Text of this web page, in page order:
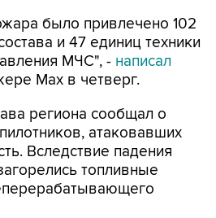
было привлечено 102
и 47 единиц техники
МЧС", - написал
Мах в четверг.
региона сообщал о
атаковавших
Вследствие падения
топливные